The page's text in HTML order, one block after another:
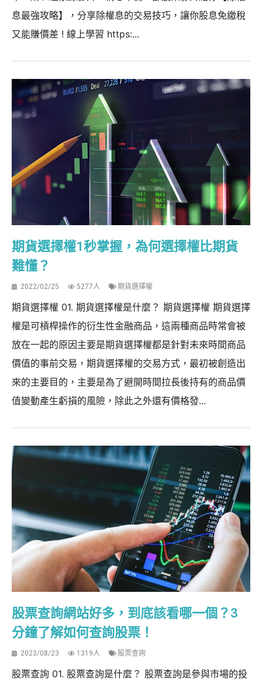
息最強攻略】，分享除權息的交易技巧，讓你股息免繳稅
又能賺價差 ! 線上學習 https:...
期貨選擇權1秒掌握，為何選擇權比期貨
難懂？
2022/02/25 5277人 期貨選擇權
期貨選擇權 01. 期貨選擇權是什麼？ 期貨選擇權 期貨選擇
權是可槓桿操作的衍生性金融商品，這兩種商品時常會被
放在一起的原因主要是期貨選擇權都是針對未來時間商品
價值的事前交易，期貨選擇權的交易方式，最初被創造出
來的主要目的，主要是為了避開時間拉長後持有的商品價
值變動產生虧損的風險，除此之外還有價格發...
股票查詢網站好多，到底該看哪一個？3
分鐘了解如何查詢股票！
2023/08/23 1319人 股票查詢
股票查詢 01. 股票查詢是什麼？ 股票查詢是參與市場的投